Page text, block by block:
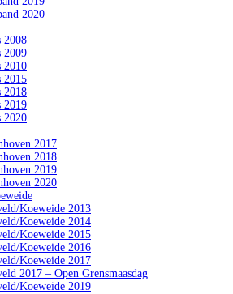
2020
2008
2009
2010
2015
2018
2019
2020
2017
2018
2019
2020
Koeweide 2013
Koeweide 2014
Koeweide 2015
Koeweide 2016
Koeweide 2017
2017 – Open Grensmaasdag
Koeweide 2019